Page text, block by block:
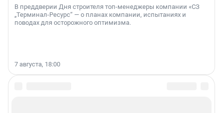
В преддверии Дня строителя топ-менеджеры компании «СЗ
„Терминал-Ресурс“ — о планах компании, испытаниях и
поводах для осторожного оптимизма.
7 августа, 18:00